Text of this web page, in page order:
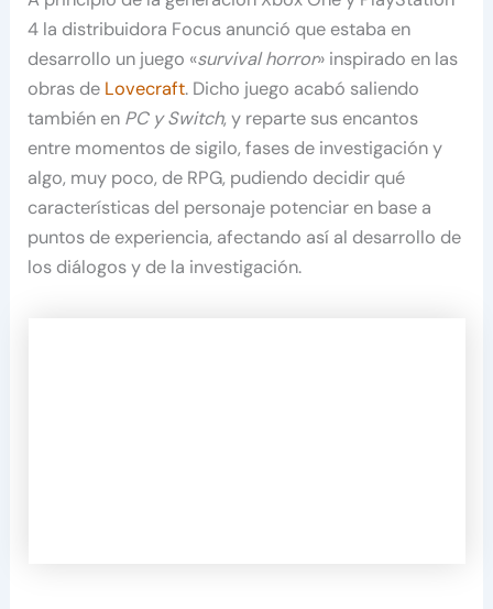
4 la distribuidora Focus anunció que estaba en
desarrollo un juego «survival horror» inspirado en las
obras de Lovecraft. Dicho juego acabó saliendo
también en PC y Switch, y reparte sus encantos
entre momentos de sigilo, fases de investigación y
algo, muy poco, de RPG, pudiendo decidir qué
características del personaje potenciar en base a
puntos de experiencia, afectando así al desarrollo de
los diálogos y de la investigación.